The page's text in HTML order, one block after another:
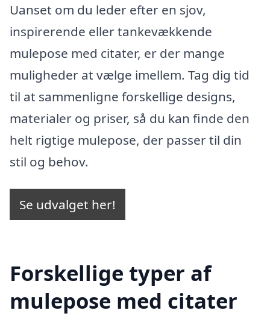
Uanset om du leder efter en sjov,
inspirerende eller tankevækkende
mulepose med citater, er der mange
muligheder at vælge imellem. Tag dig tid
til at sammenligne forskellige designs,
materialer og priser, så du kan finde den
helt rigtige mulepose, der passer til din
stil og behov.
Se udvalget her!
Forskellige typer af
mulepose med citater